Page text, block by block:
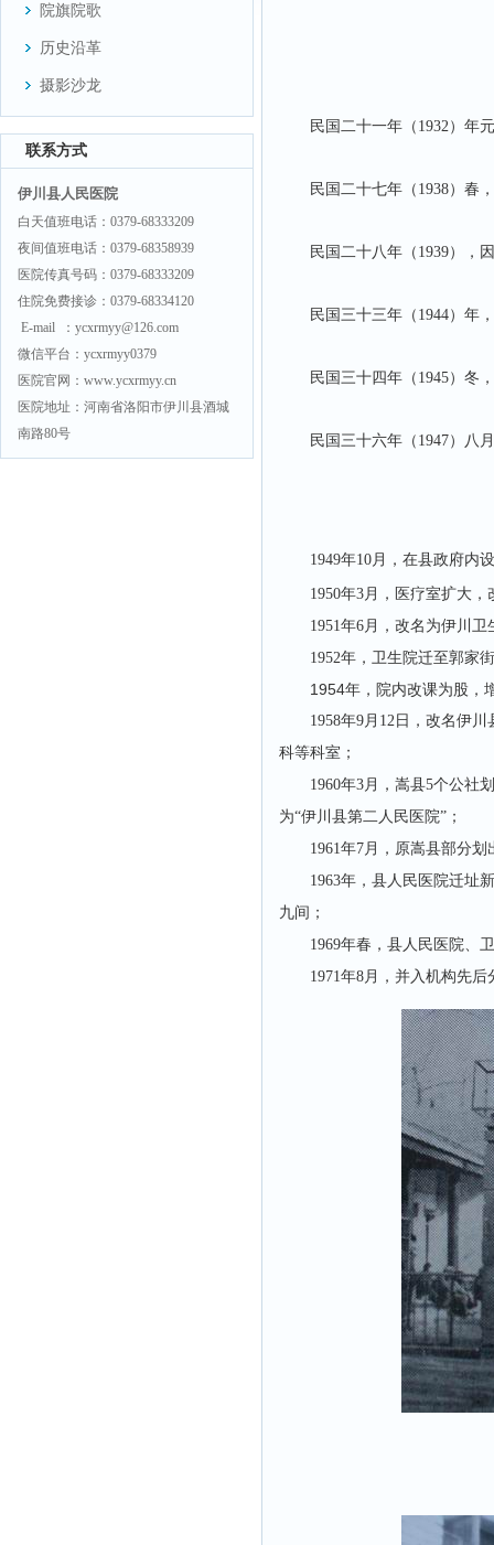
院旗院歌
历史沿革
摄影沙龙
联系方式
伊川县人民医院
白天值班电话：0379-68333209
夜间值班电话：0379-68358939
医院传真号码：0379-68333209
住院免费接诊：0379-68334120
E-mail ：ycxrmyy@126.com
微信平台：ycxrmyy0379
医院官网：www.ycxrmyy.cn
医院地址：河南省洛阳市伊川县酒城
南路80号
民国二十一年（1932）年
民国二十七年（1938）春
民国二十八年（1939），
民国三十三年（1944）年
民国三十四年（1945）冬
民国三十六年（1947）八
1949年10月，在县政府内
1950年3月，医疗室扩大
1951年6月，改名为伊川
1952年，卫生院迁至郭家
1954年，院内改课为股，
1958年9月12日，改名伊
科等科室；
1960年3月，嵩县5个公社
为“伊川县第二人民医院”；
1961年7月，原嵩县部分
1963年，县人民医院迁址
九间；
1969年春，县人民医院、
1971年8月，并入机构先